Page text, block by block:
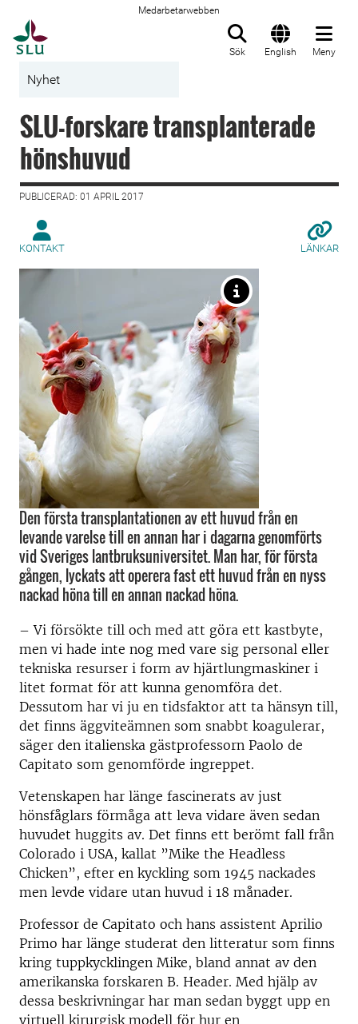
Medarbetarwebben
Sök English Meny
Nyhet
SLU-forskare transplanterade
hönshuvud
PUBLICERAD: 01 APRIL 2017
KONTAKT LÄNKAR
Den första transplantationen av ett huvud från en
levande varelse till en annan har i dagarna genomförts
vid Sveriges lantbruksuniversitet. Man har, för första
gången, lyckats att operera fast ett huvud från en nyss
nackad höna till en annan nackad höna.
– Vi försökte till och med att göra ett kastbyte,
men vi hade inte nog med vare sig personal eller
tekniska resurser i form av hjärtlungmaskiner i
litet format för att kunna genomföra det.
Dessutom har vi ju en tidsfaktor att ta hänsyn till,
det finns äggviteämnen som snabbt koagulerar,
säger den italienska gästprofessorn Paolo de
Capitato som genomförde ingreppet.
Vetenskapen har länge fascinerats av just
hönsfåglars förmåga att leva vidare även sedan
huvudet huggits av. Det finns ett berömt fall från
Colorado i USA, kallat ”Mike the Headless
Chicken”, efter en kyckling som 1945 nackades
men levde vidare utan huvud i 18 månader.
Professor de Capitato och hans assistent Aprilio
Primo har länge studerat den litteratur som finns
kring tuppkycklingen Mike, bland annat av den
amerikanska forskaren B. Header. Med hjälp av
dessa beskrivningar har man sedan byggt upp en
virtuell kirurgisk modell för hur en